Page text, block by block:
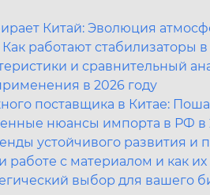
Китай: Эволюция
работают стабилизаторы
и сравнительный
в 2026 году
поставщика в Китае:
нюансы импорта в РФ в
устойчивого развития и
с материалом и как их
выбор для вашего